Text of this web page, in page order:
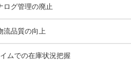
ログ管理の廃止
流品質の向上
ムでの在庫状況把握